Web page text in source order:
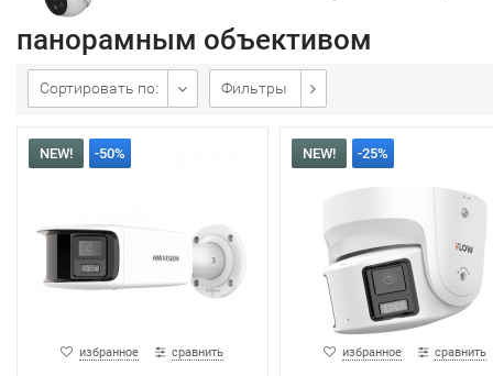
панорамным объективом
Сортировать по: Фильтры
NEW! -50%
избранное сравнить
NEW! -25%
избранное сравнить